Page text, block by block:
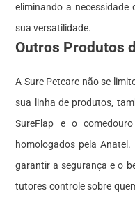
eliminando a
sua versatilidade.
Outros Produtos
A Sure Petcare não se
sua linha de produtos,
SureFlap e o
homologados pela
garantir a segurança e o
tutores controle sobre